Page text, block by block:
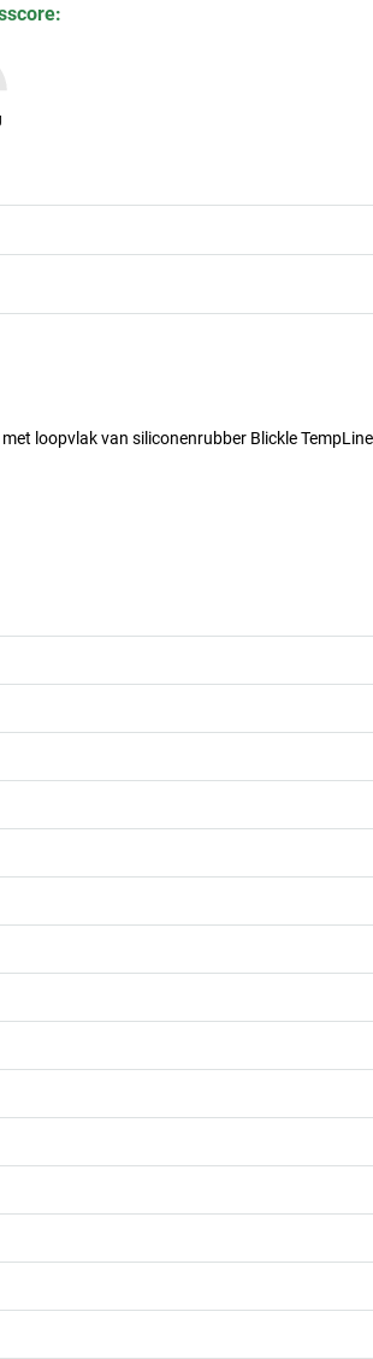
loopvlak van siliconenrubber Blickle